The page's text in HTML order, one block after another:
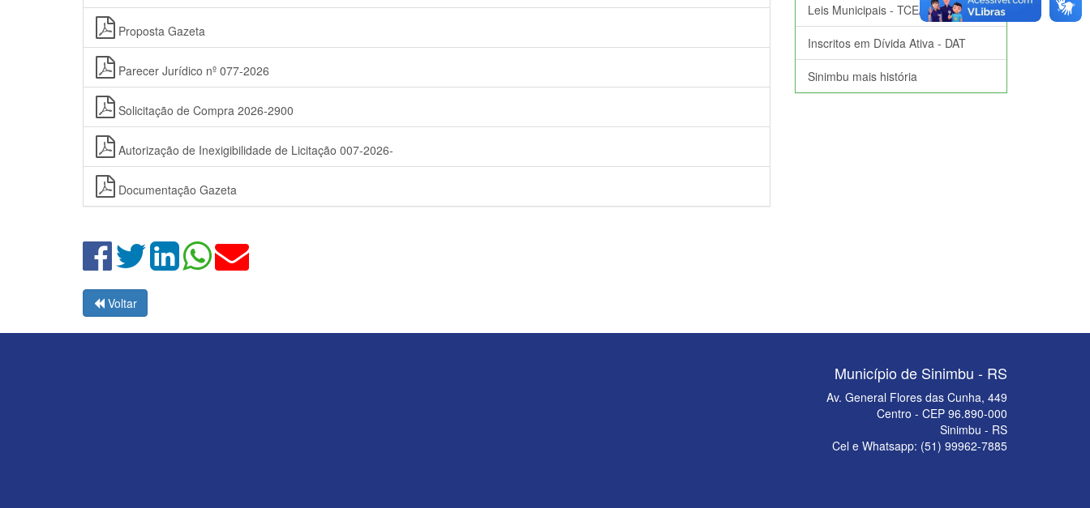
Proposta Gazeta
Parecer Jurídico nº 077-2026
Solicitação de Compra 2026-2900
Autorização de Inexigibilidade de Licitação 007-2026-
Documentação Gazeta
Voltar
Leis Municipais - TCE/RS
Inscritos em Dívida Ativa - DAT
Sinimbu mais história
Município de Sinimbu - RS
Av. General Flores das Cunha, 449
Centro - CEP 96.890-000
Sinimbu - RS
Cel e Whatsapp: (51) 99962-7885